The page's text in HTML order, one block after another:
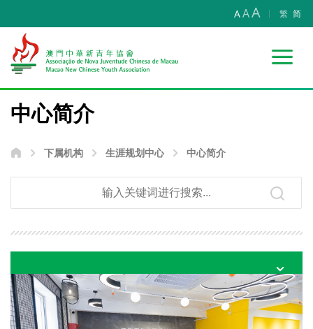
AAA 繁 简
中心简介
下属机构 生涯规划中心 中心简介